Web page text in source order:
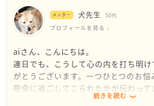
メンター 犬先生 50代
プロフィールを見る
aiさん、こんにちは。
連日でも、こうして心の内を打ち明け
がとうございます。一つひとつのお悩
懸命に過ごしてこられたかが伝わって
見た目や性格のこと、仕事での周りの
続きを読む